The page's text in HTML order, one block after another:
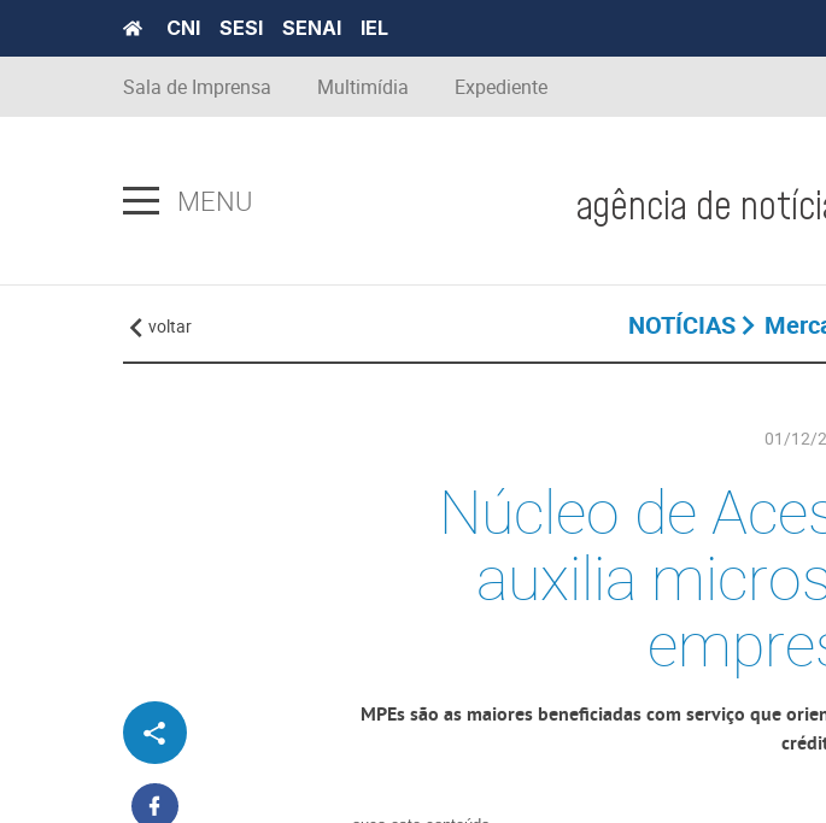
CNI SESI SENAI IEL
Sala de Imprensa Multimídia Expediente
MENU agência de
voltar NOTÍCIAS
01/12/
Núcleo de
auxilia
MPEs são as maiores beneficiadas com serviço que